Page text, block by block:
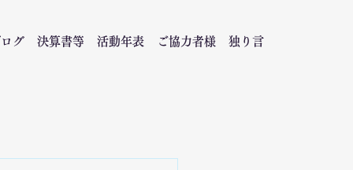
グ 決算書等 活動年表 ご協力者様 独り言